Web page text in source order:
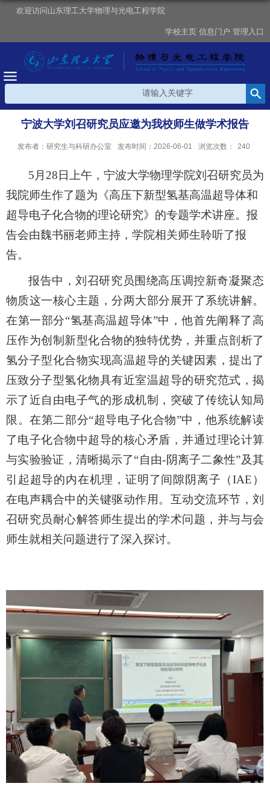
欢迎访问山东理工大学物理与光电工程学院
学校主页 信息门户 管理入口
宁波大学刘召研究员应邀为我校师生做学术报告
发布者：研究生与科研办公室 发布时间：2026-06-01 浏览次数： 240
5月28日上午，宁波大学物理学院刘召研究员为
我院师生作了题为 《高压下新型氢基高温超导体和
超导电子化合物的理论研究》的专题学术讲座。 报
告会由魏书丽老师主持 ， 学院相关师生聆听了报
告。
报告中，刘召研究员围绕高压调控新奇凝聚态
物质这一核心主题，分两大部分展开了系统讲解。
在第一部分“氢基高温超导体”中，他首先阐释了高
压作为创制新型化合物的独特优势，并重点剖析了
氢分子型化合物实现高温超导的关键因素，提出了
压致分子型氢化物具有近室温超导的研究范式，揭
示了近自由电子气的形成机制，突破了传统认知局
限。在第二部分“超导电子化合物”中，他系统解读
了电子化合物中超导的核心矛盾，并通过理论计算
与实验验证，清晰揭示了“自由-阴离子二象性”及其
引起超导的内在机理，证明了间隙阴离子（IAE）
在电声耦合中的关键驱动作用。互动交流环节，刘
召研究员耐心解答师生提出的学术问题，并与与会
师生就相关问题进行了深入探讨。